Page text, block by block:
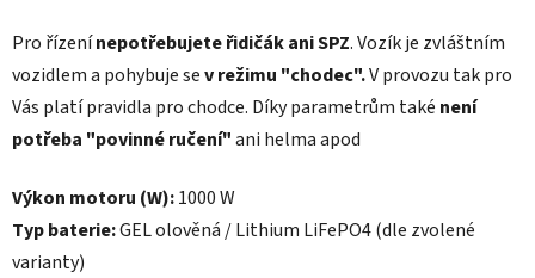
Pro řízenínepotřebujete řidičák ani SPZ. Vozík je zvláštním
vozidlem a pohybuje sev režimu "chodec".V provozu tak pro
Vás platí pravidla pro chodce. Díky parametrům také není
potřeba "povinné ručení"ani helma apod
Výkon motoru (W):1000 W
Typ baterie:GEL olověná / Lithium LiFePO4 (dle zvolené
varianty)